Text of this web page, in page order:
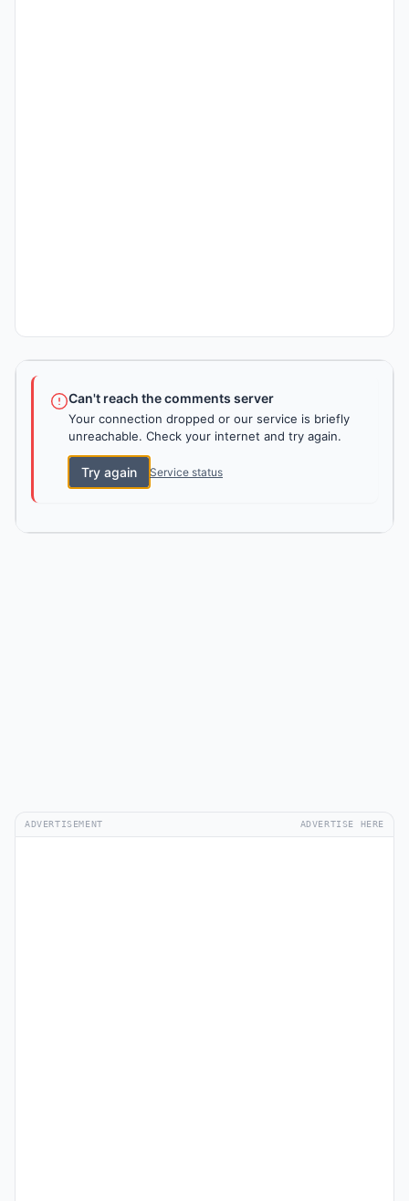
Can't reach the comments server
Your connection dropped or our service is briefly
unreachable. Check your internet and try again.
Try again Service status
ADVERTISEMENT ADVERTISE HERE